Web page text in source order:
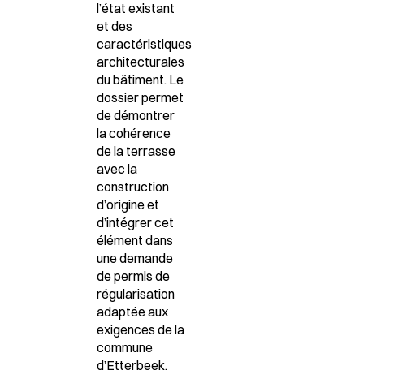
l’état existant
et des
caractéristiques
architecturales
du bâtiment. Le
dossier permet
de démontrer
la cohérence
de la terrasse
avec la
construction
d’origine et
d’intégrer cet
élément dans
une demande
de permis de
régularisation
adaptée aux
exigences de la
commune
d’Etterbeek.